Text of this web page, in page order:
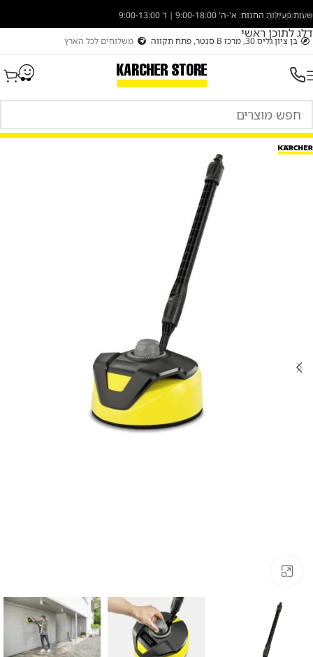
דלג לניווט
דלג לתוכן ראשי
שעות פעילות החנות: א'-ה' 9:00-18:00 | ו' 9:00-13:00
בן ציון גליס 30, מרכז B סנטר, פתח תקווה משלוחים לכל הארץ